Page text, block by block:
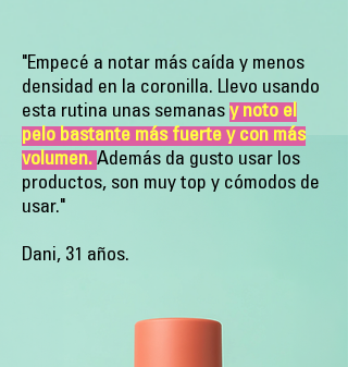
"Empecé a notar más caída y menos
densidad en la coronilla. Llevo usando
esta rutina unas semanas y noto el
pelo bastante más fuerte y con más
volumen. Además da gusto usar los
productos, son muy top y cómodos de
usar."
Dani, 31 años.